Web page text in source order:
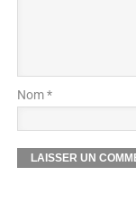
Nom *